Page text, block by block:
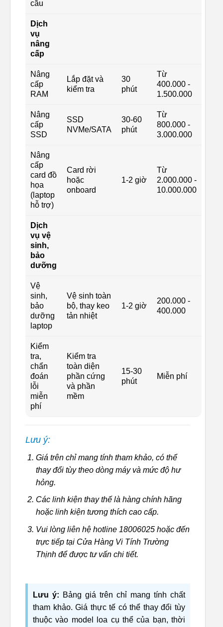
cầu
Dịch
vụ
nâng
cấp
Nâng
cấp
RAM
Lắp đặt và
kiểm tra
30
phút
Từ
400.000 -
1.500.000
Nâng
cấp
SSD
SSD
NVMe/SATA
30-60
phút
Từ
800.000 -
3.000.000
Nâng
cấp
card đồ
họa
(laptop
hỗ trợ)
Card rời
hoặc
onboard
1-2 giờ
Từ
2.000.000 -
10.000.000
Dịch
vụ vệ
sinh,
bảo
dưỡng
Vệ
sinh,
bảo
dưỡng
laptop
Vệ sinh toàn
bộ, thay keo
tản nhiệt
1-2 giờ
200.000 -
400.000
Kiểm
tra,
chẩn
đoán
lỗi
miễn
phí
Kiểm tra
toàn diện
phần cứng
và phần
mềm
15-30
phút
Miễn phí
Lưu ý:
Giá trên chỉ mang tính tham khảo, có thể
thay đổi tùy theo dòng máy và mức độ hư
hỏng.
Các linh kiện thay thế là hàng chính hãng
hoặc linh kiện tương thích cao cấp.
Vui lòng liên hệ hotline 18006025 hoặc đến
trực tiếp tại Cửa Hàng Vi Tính Trường
Thịnh để được tư vấn chi tiết.
Lưu ý: Bảng giá trên chỉ mang tính chất
tham khảo. Giá thực tế có thể thay đổi tùy
thuộc vào model loa cụ thể của bạn, thời